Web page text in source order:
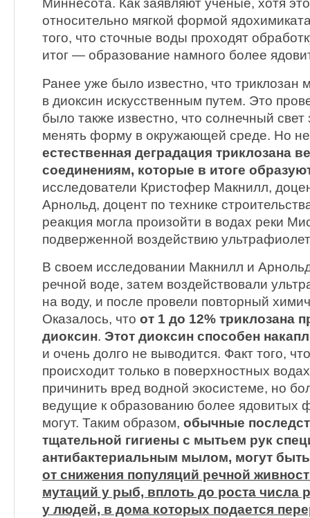
Миннесота. Как заявляют ученые, хотя
относительно мягкой формой
того, что сточные воды проходят
итог — образование намного более
Ранее уже было известно, что триклозан
в диоксин искусственным путем. Это
было также известно, что солнечный свет
менять форму в окружающей среде. Но
естественная деградация триклозана
соединениям, которые в итоге
исследователи Кристофер Макнилл,
Арнольд, доцент по технике
реакция могла произойти в водах реки
подверженной воздействию
В своем исследовании Макнилл и
речной воде, затем воздействовали
на воду, и после провели повторный
Оказалось, что от 1 до 12% триклозана
диоксин. Этот диоксин способен
и очень долго не выводится. Факт того,
происходит только в поверхностных
причинить вред водной экосистеме, но
ведущие к образованию более ядовитых
могут. Таким образом, обычные
тщательной гигиены с мытьем рук
антибактериальным мылом, могут
от снижения популяций речной
мутаций у рыб, вплоть до роста числа
у людей, в дома которых подается